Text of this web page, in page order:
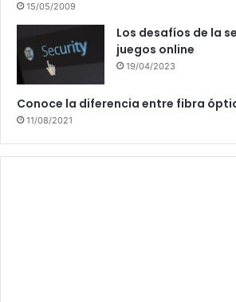
15/05/2009
Los desafíos de la
juegos online
19/04/2023
Conoce la diferencia entre fibra
11/08/2021